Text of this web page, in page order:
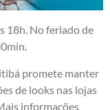
18h. No feriado de
promete manter
de looks nas lojas
informações